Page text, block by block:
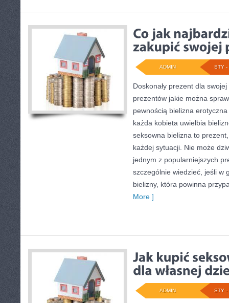
STY -
ADMIN
Doskonały prezent dla
prezentów jakie można
pewnością bielizna
każda kobieta uwielbia
seksowna bielizna to
każdej sytuacji. Nie może
jednym z popularniejszych
szczególnie wiedzieć, jeśli w
bielizny, która powinna
More ]
STY -
ADMIN